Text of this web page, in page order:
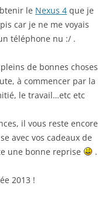
le Nexus 4 que je
car je ne me voyais
téléphone nu :/ .
de bonnes choses
à commencer par la
le travail…etc etc
il vous reste encore
avec vos cadeaux de
une bonne reprise
.
2013 !